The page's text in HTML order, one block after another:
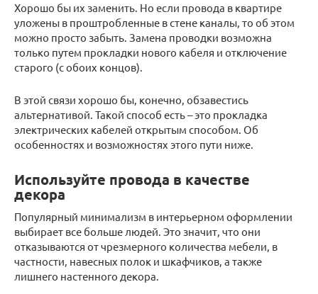
Хорошо бы их заменить. Но если провода в квартире
уложены в проштробленные в стене каналы, то об этом
можно просто забыть. Замена проводки возможна
только путем прокладки нового кабеля и отключение
старого (с обоих концов).
В этой связи хорошо бы, конечно, обзавестись
альтернативой. Такой способ есть – это прокладка
электрических кабелей открытым способом. Об
особенностях и возможностях этого пути ниже.
Используйте провода в качестве
декора
Популярный минимализм в интерьерном оформлении
выбирает все больше людей. Это значит, что они
отказываются от чрезмерного количества мебели, в
частности, навесных полок и шкафчиков, а также
лишнего настенного декора.